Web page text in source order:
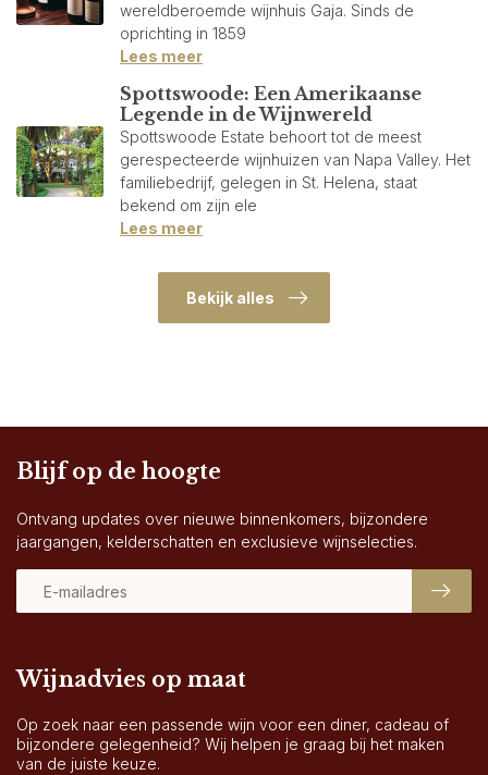
wereldberoemde wijnhuis Gaja. Sinds de
oprichting in 1859
Lees meer
Spottswoode: Een Amerikaanse
Legende in de Wijnwereld
Spottswoode Estate behoort tot de meest
gerespecteerde wijnhuizen van Napa Valley. Het
familiebedrijf, gelegen in St. Helena, staat
bekend om zijn ele
Lees meer
Bekijk alles
Wijnadvies op maat
Op zoek naar een passende wijn voor een diner, cadeau of
bijzondere gelegenheid? Wij helpen je graag bij het maken
van de juiste keuze.
Blijf op de hoogte
Ontvang updates over nieuwe binnenkomers, bijzondere
jaargangen, kelderschatten en exclusieve wijnselecties.